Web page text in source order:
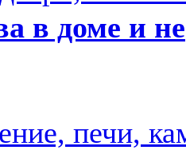
в доме и не
печи,